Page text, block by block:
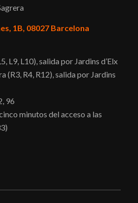
1B, 08027 Barcelona
L9, L10), salida por Jardins d’Elx
(R3, R4, R12), salida por Jardins
96
minutos del acceso a las